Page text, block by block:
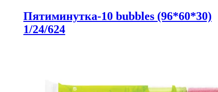
Пятиминутка-10 bubbles (96*60*30)
1/24/624